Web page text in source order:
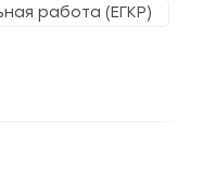
работа (ЕГКР)